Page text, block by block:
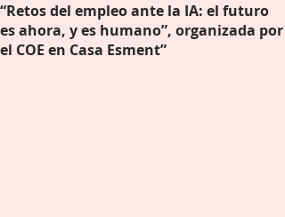
“Retos del empleo ante la IA: el futuro
es ahora, y es humano”, organizada por
el COE en Casa Esment”